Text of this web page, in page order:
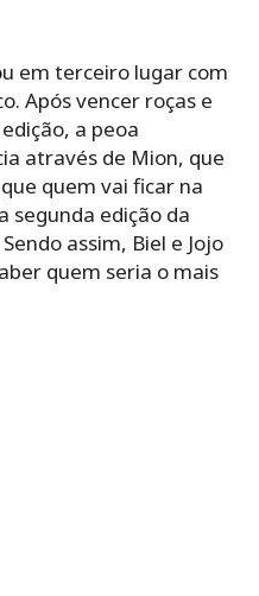
em terceiro lugar com
Após vencer roças e
a peoa
através de Mion, que
quem vai ficar na
segunda edição da
Sendo assim, Biel e Jojo
quem seria o mais